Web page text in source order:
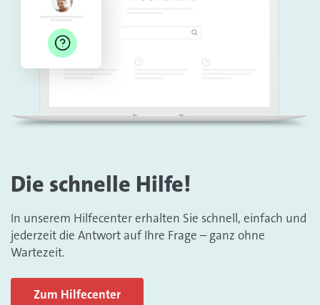
Die schnelle Hilfe!
In unserem Hilfecenter erhalten Sie schnell, einfach und
jederzeit die Antwort auf Ihre Frage – ganz ohne
Wartezeit.
Zum Hilfecenter